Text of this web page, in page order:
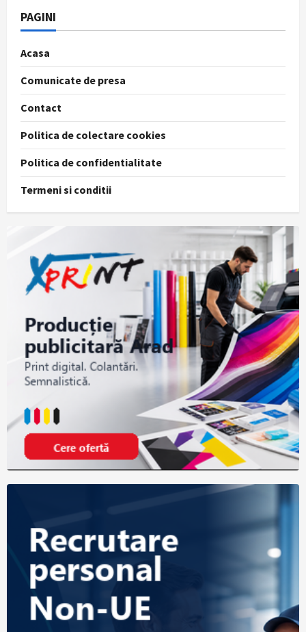
PAGINI
Acasa
Comunicate de presa
Contact
Politica de colectare cookies
Politica de confidentialitate
Termeni si conditii